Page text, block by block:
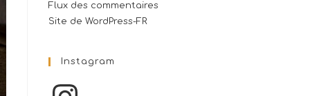
Flux des commentaires
Site de WordPress-FR
Instagram
Instagram